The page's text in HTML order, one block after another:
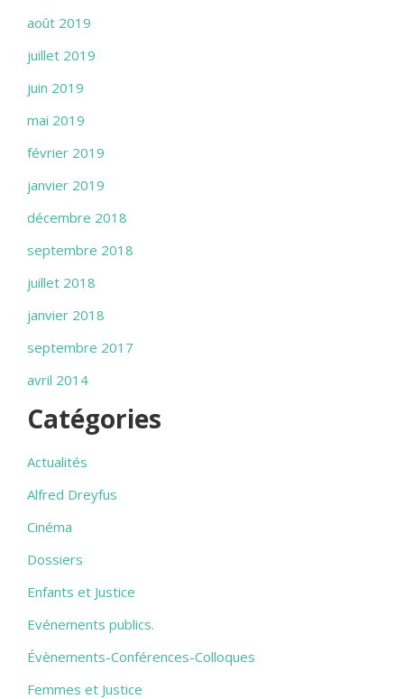
août 2019
juillet 2019
juin 2019
mai 2019
février 2019
janvier 2019
décembre 2018
septembre 2018
juillet 2018
janvier 2018
septembre 2017
avril 2014
Catégories
Actualités
Alfred Dreyfus
Cinéma
Dossiers
Enfants et Justice
Evénements publics.
Évènements-Conférences-Colloques
Femmes et Justice